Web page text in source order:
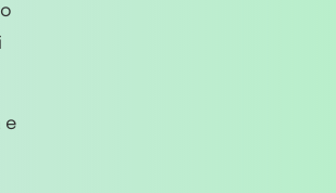
e